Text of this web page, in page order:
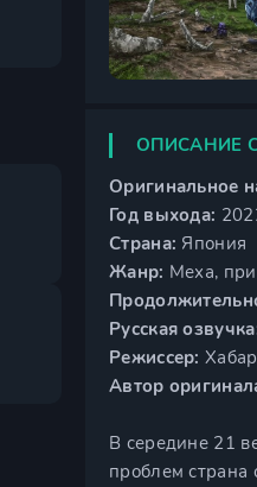
ОПИСАНИЕ
Оригинальное
Год выхода:
Страна: Япония
Жанр: Меха,
Русская
Режиссер:
Автор
В середине 21
проблем страна